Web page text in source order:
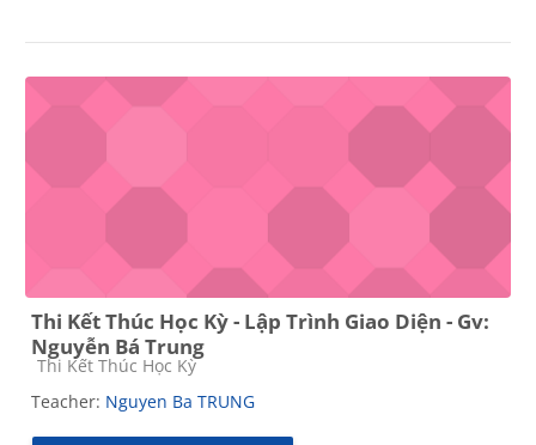
Thi Kết Thúc Học Kỳ - Lập Trình Giao Diện - Gv:
Nguyễn Bá Trung
Course category
Thi Kết Thúc Học Kỳ
Teacher: Nguyen Ba TRUNG